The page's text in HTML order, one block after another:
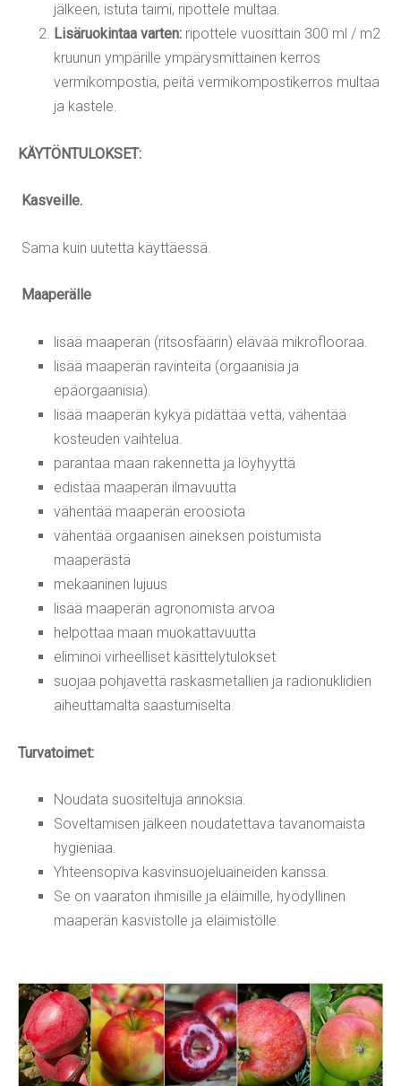
jälkeen, istuta taimi, ripottele multaa.
Lisäruokintaa varten: ripottele vuosittain 300 ml / m2
kruunun ympärille ympärysmittainen kerros
vermikompostia, peitä vermikompostikerros multaa
ja kastele.
KÄYTÖNTULOKSET:
Kasveille.
Sama kuin uutetta käyttäessä.
Maaperälle
lisää maaperän (ritsosfäärin) elävää mikroflooraa.
lisää maaperän ravinteita (orgaanisia ja
epäorgaanisia).
lisää maaperän kykyä pidättää vettä, vähentää
kosteuden vaihtelua.
parantaa maan rakennetta ja löyhyyttä
edistää maaperän ilmavuutta
vähentää maaperän eroosiota
vähentää orgaanisen aineksen poistumista
maaperästä
mekaaninen lujuus
lisää maaperän agronomista arvoa
helpottaa maan muokattavuutta
eliminoi virheelliset käsittelytulokset
suojaa pohjavettä raskasmetallien ja radionuklidien
aiheuttamalta saastumiselta.
Turvatoimet:
Noudata suositeltuja annoksia.
Soveltamisen jälkeen noudatettava tavanomaista
hygieniaa.
Yhteensopiva kasvinsuojeluaineiden kanssa.
Se on vaaraton ihmisille ja eläimille, hyödyllinen
maaperän kasvistolle ja eläimistölle.